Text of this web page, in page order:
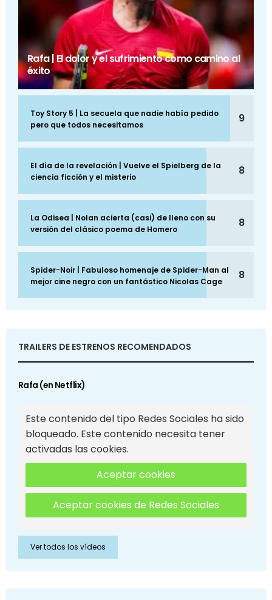
Rafa | El dolor y el sufrimiento como camino al
éxito
Toy Story 5 | La secuela que nadie había pedido
pero que todos necesitamos
9
El día de la revelación | Vuelve el Spielberg de la
ciencia ficción y el misterio
8
La Odisea | Nolan acierta (casi) de lleno con su
versión del clásico poema de Homero
8
Spider-Noir | Fabuloso homenaje de Spider-Man al
mejor cine negro con un fantástico Nicolas Cage
8
TRAILERS DE ESTRENOS RECOMENDADOS
Rafa (en Netflix)
Este contenido del tipo Redes Sociales ha sido
bloqueado. Este contenido necesita tener
activadas las cookies.
Aceptar cookies
Aceptar cookies de Redes Sociales
Ver todos los vídeos